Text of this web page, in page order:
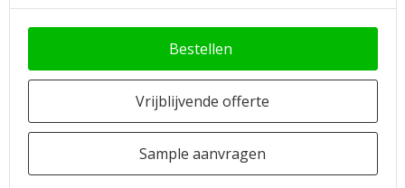
Bestellen
Vrijblijvende offerte
Sample aanvragen